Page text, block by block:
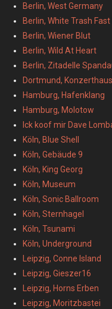
Berlin, West Germany
Berlin, White Trash Fast
Berlin, Wiener Blut
Berlin, Wild At Heart
Berlin, Zitadelle
Dortmund, Konzerthaus
Hamburg, Hafenklang
Hamburg, Molotow
Ick koof mir Dave
Köln, Blue Shell
Köln, Gebäude 9
Köln, King Georg
Köln, Museum
Köln, Sonic Ballroom
Köln, Sternhagel
Köln, Tsunami
Köln, Underground
Leipzig, Conne Island
Leipzig, Gieszer16
Leipzig, Horns Erben
Leipzig, Moritzbastei